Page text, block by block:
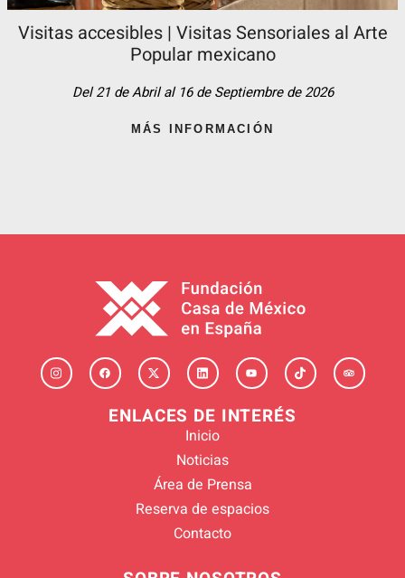
Visitas accesibles | Visitas Sensoriales al Arte
Popular mexicano
Del 21 de Abril al 16 de Septiembre de 2026
MÁS INFORMACIÓN
ENLACES DE INTERÉS
Inicio
Noticias
Área de Prensa
Reserva de espacios
Contacto